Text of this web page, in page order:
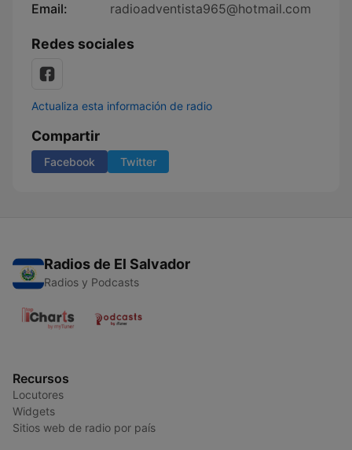
Email:
radioadventista965@hotmail.com
Redes sociales
Actualiza esta información de radio
Compartir
Facebook Twitter
Radios de El Salvador
Radios y Podcasts
Recursos
Locutores
Widgets
Sitios web de radio por país